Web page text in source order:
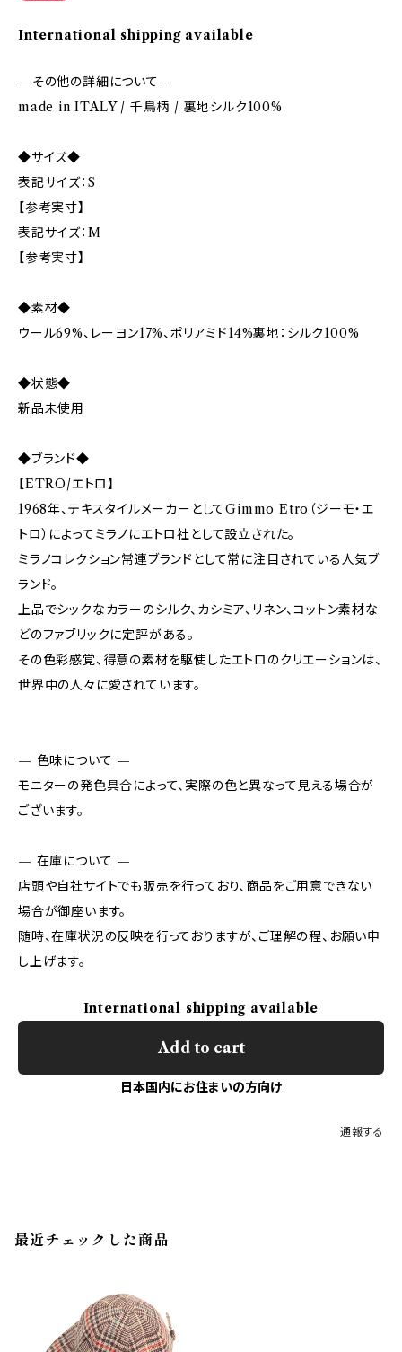
International shipping available
—その他の詳細について—
made in ITALY / 千鳥柄 / 裏地シルク100%
◆サイズ◆
表記サイズ：S
【参考実寸】
表記サイズ：M
【参考実寸】
◆素材◆
ウール69%、レーヨン17%、ポリアミド14%裏地：シルク100%
◆状態◆
新品未使用
◆ブランド◆
【ETRO/エトロ】
1968年、テキスタイルメーカーとしてGimmo Etro（ジーモ・エ
トロ）によってミラノにエトロ社として設立された。
ミラノコレクション常連ブランドとして常に注目されている人気ブ
ランド。
上品でシックなカラーのシルク、カシミア、リネン、コットン素材な
どのファブリックに定評がある。
その色彩感覚、得意の素材を駆使したエトロのクリエーションは、
世界中の人々に愛されています。
— 色味について —
モニターの発色具合によって、実際の色と異なって見える場合が
ございます。
— 在庫について —
店頭や自社サイトでも販売を行っており、商品をご用意できない
場合が御座います。
随時、在庫状況の反映を行っておりますが、ご理解の程、お願い申
し上げます。
International shipping available
Add to cart
日本国内にお住まいの方向け
通報する
最近チェックした商品